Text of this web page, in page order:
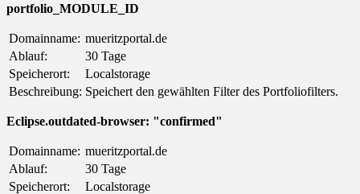
portfolio_MODULE_ID
Domainname: mueritzportal.de
Ablauf:
30 Tage
Speicherort:
Localstorage
Beschreibung: Speichert den gewählten Filter des Portfoliofilters.
Eclipse.outdated-browser: "confirmed"
Domainname: mueritzportal.de
Ablauf:
30 Tage
Speicherort:
Localstorage